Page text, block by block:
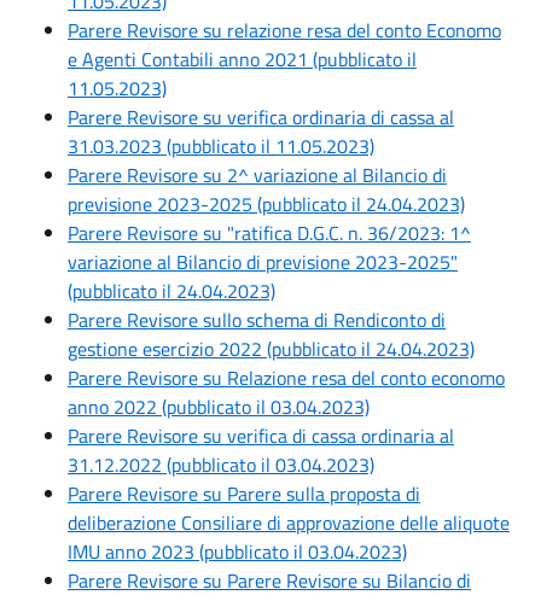
Parere Revisore su relazione resa del conto Economo
e Agenti Contabili anno 2021 (pubblicato il
11.05.2023)
Parere Revisore su verifica ordinaria di cassa al
31.03.2023 (pubblicato il 11.05.2023)
Parere Revisore su 2^ variazione al Bilancio di
previsione 2023-2025 (pubblicato il 24.04.2023)
Parere Revisore su "ratifica D.G.C. n. 36/2023: 1^
variazione al Bilancio di previsione 2023-2025"
(pubblicato il 24.04.2023)
Parere Revisore sullo schema di Rendiconto di
gestione esercizio 2022 (pubblicato il 24.04.2023)
Parere Revisore su Relazione resa del conto economo
anno 2022 (pubblicato il 03.04.2023)
Parere Revisore su verifica di cassa ordinaria al
31.12.2022 (pubblicato il 03.04.2023)
Parere Revisore su Parere sulla proposta di
deliberazione Consiliare di approvazione delle aliquote
IMU anno 2023 (pubblicato il 03.04.2023)
Parere Revisore su Parere Revisore su Bilancio di